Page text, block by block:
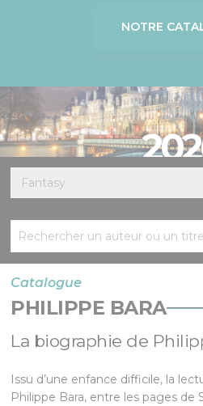
NOTRE
Catalogue
PHILIPPE BARA
La biographie de
Issu d’une enfance difficile, la
Philippe Bara, entre les pages de